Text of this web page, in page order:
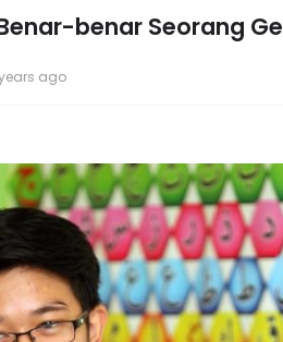
benar Seorang
ago